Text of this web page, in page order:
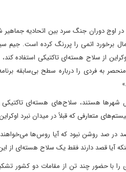
بحران های بزرگ و کوچک در اوج دوران جنگ سرد بین
برخورد اتمی را پررنگ کرده است. جیم
در جریان جنگ اوکراین از سلاح هسته‌ای تاکتیکی
شده، جزئیات منحصر به فردی را درباره سطح
شهرها هستند، سلاح‌های هسته‌ای
متعارفی که قبلاً در میدان نبرد
صد در صد روشن نبود که آیا روس‌ها
آیا قصد دارند فقط یک سلاح هسته‌ای از
با حضور چند تن از مقامات دو کشور